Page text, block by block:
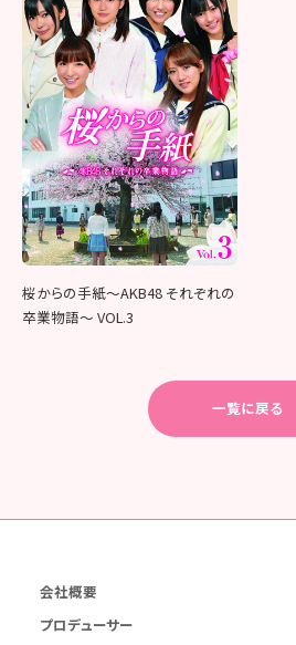
桜からの手紙～AKB48 それぞれの
卒業物語～ VOL.3
一覧に戻る
会社概要
プロデューサー